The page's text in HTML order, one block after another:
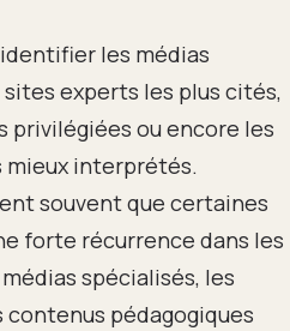
les médias
experts les plus cités,
privilégiées ou encore les
mieux interprétés.
souvent que certaines
forte récurrence dans les
spécialisés, les
pédagogiques